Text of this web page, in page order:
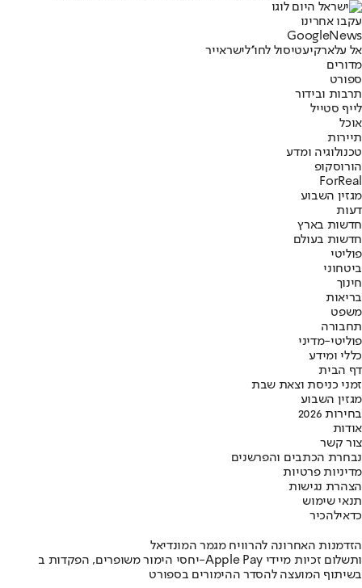
עקבו אחרינו
Googl eNews
אל עלארקיעטיסול לחו''לישראייר
מדורים
ספורט
תרבות ובידור
לייף סטייל
אוכל
תיירות
טכנולוגיה ומדע
הורוסקופ
ForReal
מגזין השבוע
דעות
חדשות בארץ
חדשות בעולם
פוליטי
ביטחוני
חינוך
בריאות
משפט
תחבורה
פוליטי-מדיני
כללי ומידע
דף הבית
זמני כניסת וצאת שבת
מגזין השבוע
בחירות 2026
אודות
צור קשר
נבחרת הכתבים והפרשנים
מדיניות פרטיות
הצהרת נגישות
תנאי שימוש
כדאילהכיר
הזדמנות האחרונה להרוויח מגמר המונדיאל
יחסי הימור משופרים, הפקדות ב-Apple Pay ותשלום זכיות מיידי
בשיתוף המועצה להסדר ההימורים בספורט